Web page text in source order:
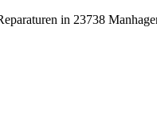
in 23738